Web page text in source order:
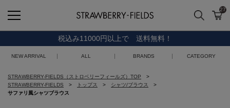
STRAWBERRY-FIELDS
検索 カ
27
税込み11000円以上で 送料無料！
NEW ARRIVAL ALL BRANDS CATEGORY
STRAWBERRY-FIELDS（ストロベリーフィールズ）TOP
STRAWBERRY-FIELDS
トップス
シャツ/ブラウス
サファリ風シャツブラウス